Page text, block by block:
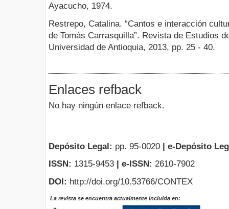
Ayacucho, 1974.
Restrepo, Catalina. “Cantos e interacción
de Tomás Carrasquilla”. Revista de Estudios
Universidad de Antioquia, 2013, pp. 25 - 40.
Enlaces refback
No hay ningún enlace refback.
Depósito Legal: pp. 95-0020
e-Depósito
ISSN: 1315-9453 | e-ISSN: 2610-7902
DOI: http://doi.org/10.53766/CONTEX
La revista se encuentra actualmente incluida en: